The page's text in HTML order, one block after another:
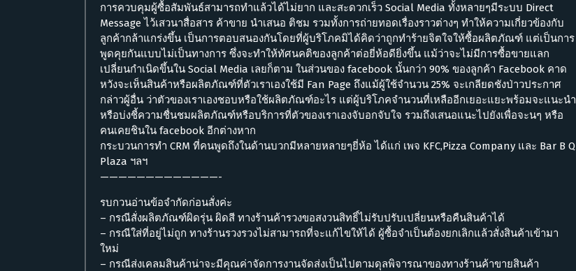
การควบคุมผู้ซื้อสัมพันธ์สามารถทำแล้วได้ไม่ยาก และสะดวกเร็ว Social Media ทั้งหลายๆมีระบบ Direct
Message ไว้เสวนาสื่อสาร ค้าขาย นำเสนอ ติชม รวมทั้งการถ่ายทอดเรื่องราวต่างๆ ทำให้ความเกี่ยวข้องกับ
ลูกค้ากล้าแกร่งขึ้น เป็นการตอบสนองกันโดยที่ผู้บริโภคมิได้คิดว่าถูกทำร้ายจิตใจให้ซื้อผลิตภัณฑ์ แต่เป็นการ
พูดคุยกันแบบไม่เป็นทางการ ซึ่งจะทำให้ทัศนคติของลูกค้าต่อยี่ห้อดียิ่งขึ้น แม้ว่าจะไม่มีการซื้อขายแลก
เปลี่ยนกำเนิดขึ้นใน Social Media เลยก็ตาม ในส่วนของ facebook นั้นกว่า 90% ของลูกค้า Facebook คาด
หวังจะเห็นสินค้าหรือผลิตภัณฑ์ที่ตัวเราเองใช้มี Fan Page ถึงแม้ผู้ใช้จำนวน 25% จะเกลียดชังป่าวประกาศ
กล่าวผู้อื่น ว่าตัวของเราเองชอบหรือใช้ผลิตภัณฑ์อะไร แต่ผู้บริโภคจำนวนที่เหลืออีกเยอะแยะพร้อมจะแนะนำ
หรือบ่งชี้ความชื่นชมผลิตภัณฑ์หรือบริการที่ตัวของเราเองจับอกจับใจ รวมถึงเสนอแนะไปยังเพื่อจะนๆ หรือ
คนเคยชินใน facebook อีกต่างหาก
กระบวนการทำ CRM ที่คนพูดถึงในด้านบวกมีหลายหลายๆยี่ห้อ ได้แก่ เพจ KFC,Pizza Company และ Bar B Q
Plaza ฯลฯ
—————————————-
รบกวนอ่านข้อจำกัดก่อนสั่งค่ะ
– กรณีสั่งผลิตภัณฑ์ผิดรุ่น ผิดสี ทางร้านค้ารวงขอสงวนสิทธิ์ไม่รับปรับเปลี่ยนหรือคืนสินค้าได้
– กรณีใส่ที่อยู่ไม่ถูก ทางร้านรวงรวงไม่สามารถที่จะแก้ไขให้ได้ ผู้ซื้อจำเป็นต้องยกเลิกแล้วสั่งสินค้าเข้ามา
ใหม่
– กรณีส่งเคลมสินค้าน่าจะมีคุณค่าจัดการงานจัดส่งเป็นไปตามดุลพิจารณาของทางร้านค้าขายสินค้า